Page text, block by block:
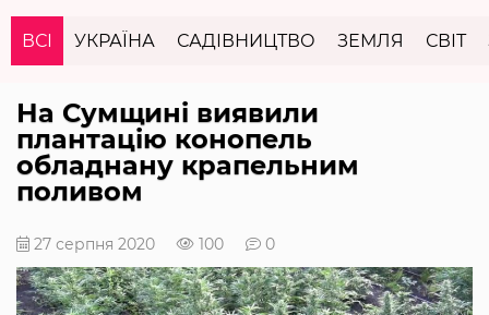
ВСІ УКРАЇНА САДІВНИЦТВО ЗЕМЛЯ СВІТ
На Сумщині виявили
плантацію конопель
обладнану крапельним
поливом
27 серпня 2020 100 0